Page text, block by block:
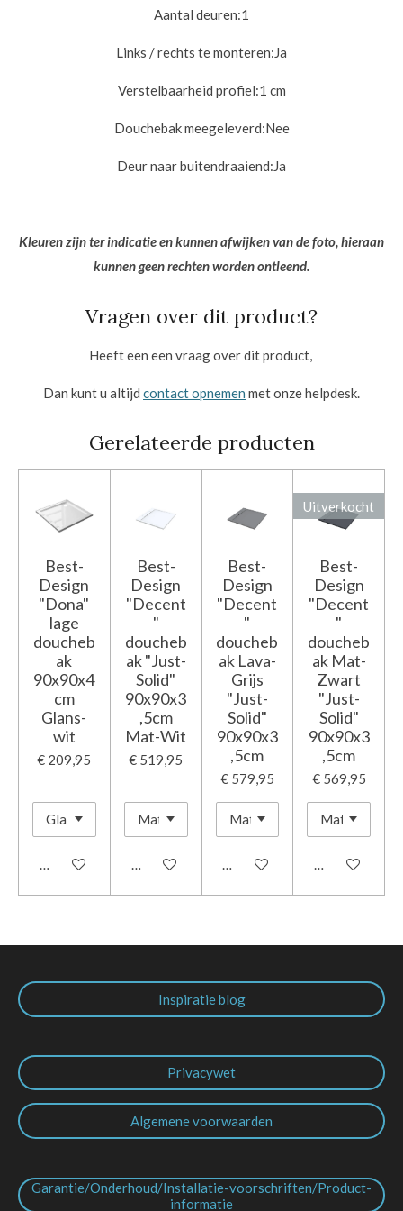
Aantal deuren:1
Links / rechts te monteren:Ja
Verstelbaarheid profiel:1 cm
Douchebak meegeleverd:Nee
Deur naar buitendraaiend:Ja
Kleuren zijn ter indicatie en kunnen afwijken van de foto, hieraan
kunnen geen rechten worden ontleend.
Vragen over dit product?
Heeft een een vraag over dit product,
Dan kunt u altijd contact opnemen met onze helpdesk.
Gerelateerde producten
Best-
Design
"Dona"
lage
doucheb
ak
90x90x4
cm
Glans-
wit
€ 209,95
In winkelwagen
Best-
Design
"Decent
"
doucheb
ak "Just-
Solid"
90x90x3
,5cm
Mat-Wit
€ 519,95
In winkelwagen
Best-
Design
"Decent
"
doucheb
ak Lava-
Grijs
"Just-
Solid"
90x90x3
,5cm
€ 579,95
In winkelwagen
Uitverkocht
Best-
Design
"Decent
"
doucheb
ak Mat-
Zwart
"Just-
Solid"
90x90x3
,5cm
€ 569,95
Houd mij op
Inspiratie blog
Privacywet
Algemene voorwaarden
Garantie/Onderhoud/Installatie-voorschriften/Product-
informatie